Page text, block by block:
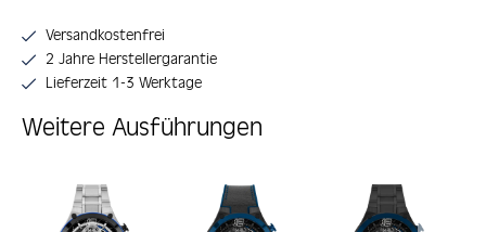
Versandkostenfrei
2 Jahre Herstellergarantie
Lieferzeit 1-3 Werktage
Weitere Ausführungen
Produktgalerie überspringen